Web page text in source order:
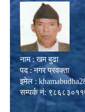
नाम : खम बुढा
पद : नगर प्रवक्ता
इमेल :
सम्पर्क नं: